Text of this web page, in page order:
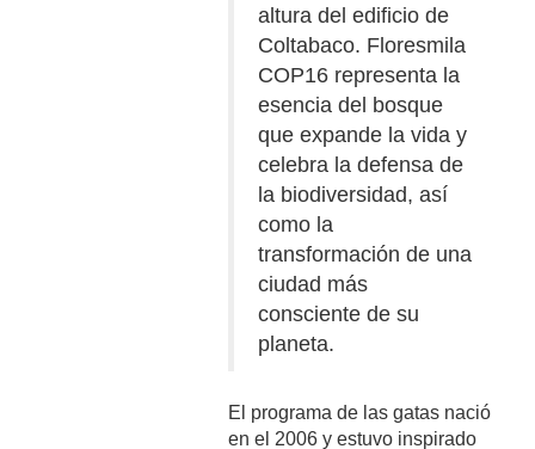
altura del edificio de
Coltabaco. Floresmila
COP16 representa la
esencia del bosque
que expande la vida y
celebra la defensa de
la biodiversidad, así
como la
transformación de una
ciudad más
consciente de su
planeta.
El programa de las gatas nació
en el 2006 y estuvo inspirado